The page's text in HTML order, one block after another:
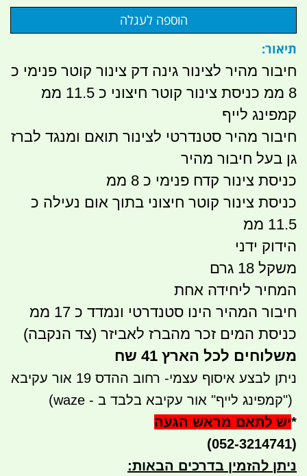
תיאור:
חיבור מהיר לצינור גינה דק צינור קוטר פנימי כ
8 ממ כניסת צינור קוטר חיצוני כ 11.5 ממ
קמפינג לייף
חיבור מהיר סטנדרטי לצינור תואם ומנגד לברז
גן בעל חיבור מהיר
כניסת צינור קדח פנימי כ 8 ממ
כניסת צינור קוטר חיצוני בתוך אום נעילה כ
11.5 ממ
הידוק ידני
משקל 18 גרם
המחיר ליחידה אחת
חיבור המהיר הינו סטנדרטי ונמדד כ 17 ממ
כניסת המים זכר מהברז לאביזר (צד הנקבה)
משלוחים לכל הארץ 41 שח
ניתן לבצע איסוף עצמי- רחוב ההדס 19 אור עקיבא
")קמפינג לייף" אור עקיבא בלבד ב - waze)
*יש לתאם מראש הגעה
(052-3214741)
ניתן להזמין בדרכים הבאות: